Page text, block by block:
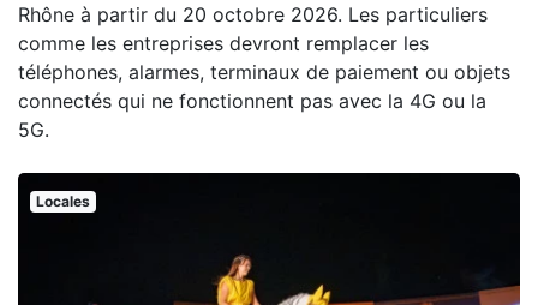
Rhône à partir du 20 octobre 2026. Les particuliers
comme les entreprises devront remplacer les
téléphones, alarmes, terminaux de paiement ou objets
connectés qui ne fonctionnent pas avec la 4G ou la
5G.
Locales